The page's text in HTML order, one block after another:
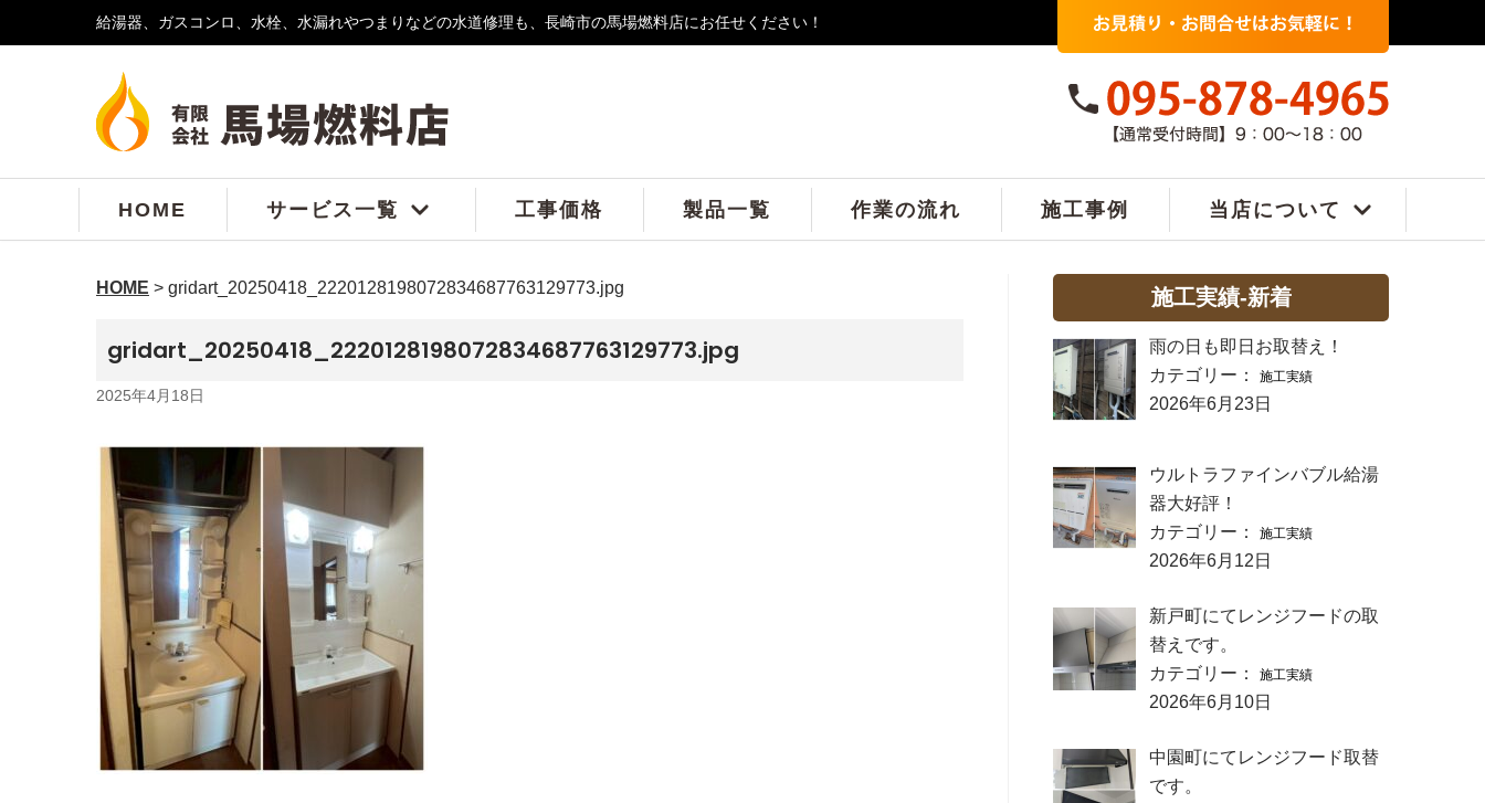
給湯器、ガスコンロ、水栓、水漏れやつまりなどの水道修理も、長崎市の馬場燃料店にお任せください！
HOME サービス一覧 工事価格 製品一覧 作業の流れ 施工事例 当店について
HOME > gridart_20250418_2220128198072834687763129773.jpg
gridart_20250418_2220128198072834687763129773.jpg
2025年4月18日
施工実績-新着
雨の日も即日お取替え！
カテゴリー：
施工実績
2026年6月23日
ウルトラファインバブル給湯
器大好評！
カテゴリー：
施工実績
2026年6月12日
新戸町にてレンジフードの取
替えです。
カテゴリー：
施工実績
2026年6月10日
中園町にてレンジフード取替
です。